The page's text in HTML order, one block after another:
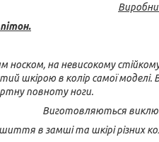
носком, на невисокому
шкірою в колір самої моделі.
повноту ноги.
Виготовляються
в замші та шкірі різних